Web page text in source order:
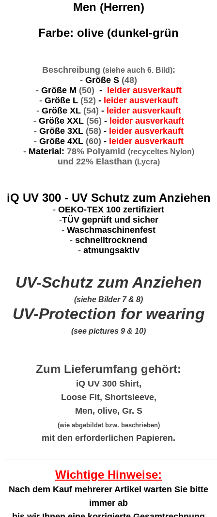
Men (Herren)
Farbe: olive (dunkel-grün
Beschreibung (siehe auch 6. Bild):
- Größe S (48)
- Größe M (50) -
leider ausverkauft
- Größe L (52) - leider ausverkauft
- Größe XL (54) - leider ausverkauft
- Größe XXL (56) - leider ausverkauft
- Größe 3XL (58) - leider ausverkauft
- Größe 4XL (60) - leider ausverkauft
- Material: 78% Polyamid (recyceltes Nylon)
und 22% Elasthan (Lycra)
iQ UV 300 - UV Schutz zum Anziehen
- OEKO-TEX 100 zertifiziert
-TÜV geprüft und sicher
- Waschmaschinenfest
- schnelltrocknend
-atmungsaktiv
UV-Schutz zum Anziehen
(siehe Bilder 7 & 8)
UV-Protection for wearing
(see pictures 9 & 10)
Zum Lieferumfang gehört:
iQ UV 300 Shirt,
Loose Fit, Shortsleeve,
Men, olive, Gr. S
(wie abgebildet bzw. beschrieben)
mit den erforderlichen Papieren.
Wichtige Hinweise:
Nach dem Kauf mehrerer Artikel warten Sie bitte
immer ab